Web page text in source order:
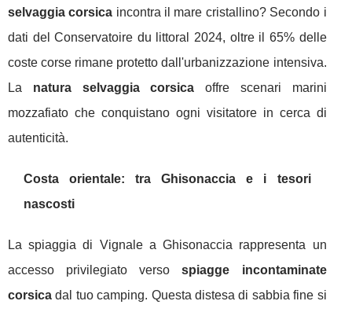
selvaggia corsica incontra il mare cristallino? Secondo i
dati del Conservatoire du littoral 2024, oltre il 65% delle
coste corse rimane protetto dall'urbanizzazione intensiva.
La natura selvaggia corsica offre scenari marini
mozzafiato che conquistano ogni visitatore in cerca di
autenticità.
Costa orientale: tra Ghisonaccia e i tesori
nascosti
La spiaggia di Vignale a Ghisonaccia rappresenta un
accesso privilegiato versospiagge incontaminate
corsica dal tuo camping. Questa distesa di sabbia fine si